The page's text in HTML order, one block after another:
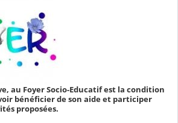
au Foyer Socio-Educatif est la condition
bénéficier de son aide et participer
proposées.